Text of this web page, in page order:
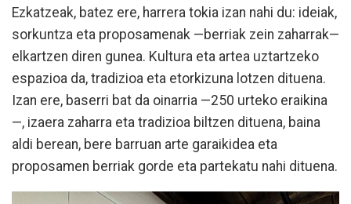
Ezkatzeak, batez ere, harrera tokia izan nahi du: ideiak,
sorkuntza eta proposamenak —berriak zein zaharrak—
elkartzen diren gunea. Kultura eta artea uztartzeko
espazioa da, tradizioa eta etorkizuna lotzen dituena.
Izan ere, baserri bat da oinarria —250 urteko eraikina
—, izaera zaharra eta tradizioa biltzen dituena, baina
aldi berean, bere barruan arte garaikidea eta
proposamen berriak gorde eta partekatu nahi dituena.